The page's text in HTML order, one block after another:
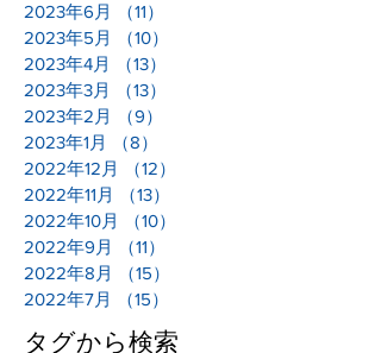
2023年6月
（11）
2023年5月
（10）
2023年4月
（13）
2023年3月
（13）
2023年2月
（9）
2023年1月
（8）
2022年12月
（12）
2022年11月
（13）
2022年10月
（10）
2022年9月
（11）
2022年8月
（15）
2022年7月
（15）
タグから検索